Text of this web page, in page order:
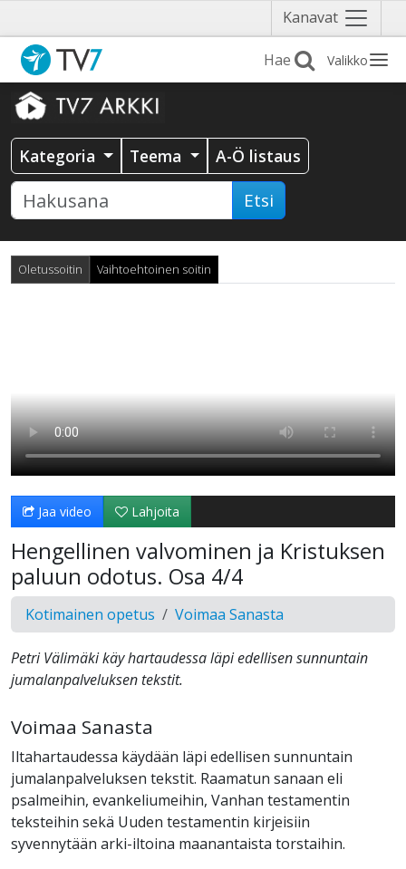
Kanavat Näytä
valikko
Valikko
Kategoria Teema A-Ö listaus
Etsi
Oletussoitin Vaihtoehtoinen soitin
Jaa video Lahjoita
Hengellinen valvominen ja Kristuksen
paluun odotus. Osa 4/4
Kotimainen opetus Voimaa Sanasta
Petri Välimäki käy hartaudessa läpi edellisen sunnuntain
jumalanpalveluksen tekstit.
Voimaa Sanasta
Iltahartaudessa käydään läpi edellisen sunnuntain
jumalanpalveluksen tekstit. Raamatun sanaan eli
psalmeihin, evankeliumeihin, Vanhan testamentin
teksteihin sekä Uuden testamentin kirjeisiin
syvennytään arki-iltoina maanantaista torstaihin.